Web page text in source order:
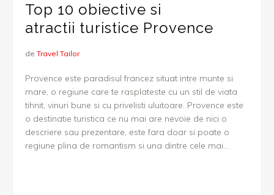
Top 10 obiective si
atractii turistice Provence
de Travel Tailor
Provence este paradisul francez situat intre munte si
mare, o regiune care te rasplateste cu un stil de viata
tihnit, vinuri bune si cu privelisti uluitoare. Provence este
o destinatie turistica ce nu mai are nevoie de nici o
descriere sau prezentare, este fara doar si poate o
regiune plina de romantism si una dintre cele mai...